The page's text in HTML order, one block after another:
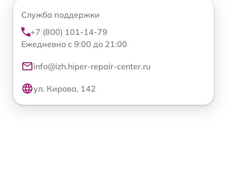
Служба поддержки
+7 (800) 101-14-79
Ежедневно с 9:00 до 21:00
info@izh.hiper-repair-center.ru
ул. Кирова, 142